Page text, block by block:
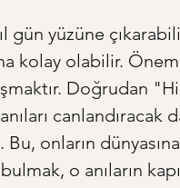
gün yüzüne
kolay olabilir.
Doğrudan
canlandıracak
onların dünyasına
o anıların